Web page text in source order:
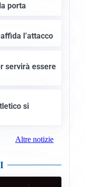
porta
l’attacco
servirà essere
si
Altre notizie